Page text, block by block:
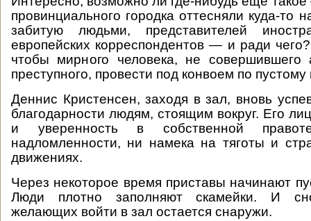
провинциального городка оттесняли куда-то
забитую людьми, представителей
европейских корреспондентов — и ради
чтобы мирного человека, не совершившего
преступного, провести под конвоем по пустому
Деннис Кристенсен, заходя в зал, вновь
благодарности людям, стоящим вокруг. Его
и уверенность в собственной
надломленности, ни намека на тяготы и
движениях.
Через некоторое время приставы начинают
Люди плотно заполняют скамейки. И
желающих войти в зал остается снаружи.